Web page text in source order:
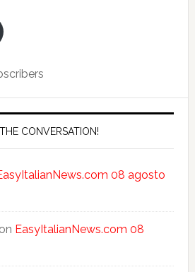
CONVERSATION!
08 agosto
on EasyItalianNews.com 08